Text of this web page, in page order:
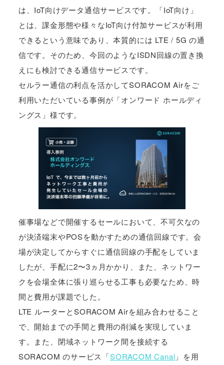
は、IoT向けデータ通信サービスです。「IoT向け」
とは、課金形態や様々なIoT向け付加サービスが利用
できるという意味であり、本質的には LTE / 5G の通
信です。そのため、今回のようなISDN回線の置き換
えにも検討できる通信サービスです。
セルラー通信の利点を活かしてSORACOM Airをご
利用いただいている事例が「オンワード ホールディ
ングス」様です。
催事場などで開催するセールにおいて、不可欠なの
が決済端末やPOSを動かすための通信回線です。会
場が決定してからすぐに通信回線の手配をしていま
したが、手配に2〜3ヵ月かかり、また、ネットワー
クを会場全体に張り巡らせる工事も必要なため、時
間と費用が課題でした。
LTE ルーターとSORACOM Airを組み合わせること
で、開始までの手間と費用の削減を実現していま
す。また、閉域ネットワーク間を接続する
SORACOM のサービス「SORACOM Canal 」を用